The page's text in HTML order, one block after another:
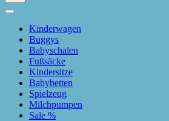
Kinderwagen
Buggys
Babyschalen
Fußsäcke
Kindersitze
Babybetten
Spielzeug
Milchpumpen
Sale %